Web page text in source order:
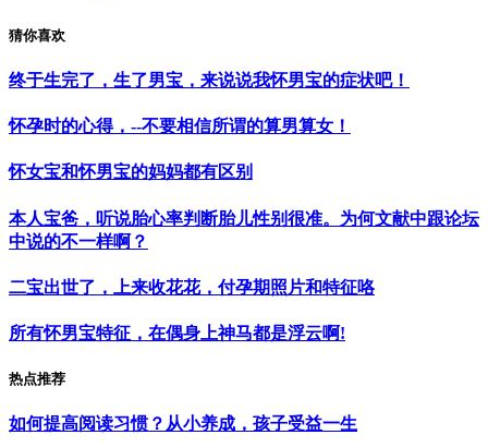
猜你喜欢
终于生完了，生了男宝，来说说我怀男宝的症状吧！
怀孕时的心得，--不要相信所谓的算男算女！
怀女宝和怀男宝的妈妈都有区别
本人宝爸，听说胎心率判断胎儿性别很准。为何文献中跟论坛
中说的不一样啊？
二宝出世了，上来收花花，付孕期照片和特征咯
所有怀男宝特征，在偶身上神马都是浮云啊!
热点推荐
如何提高阅读习惯？从小养成，孩子受益一生